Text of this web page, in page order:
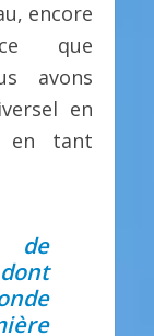
encore
que
avons
en
en tant
de